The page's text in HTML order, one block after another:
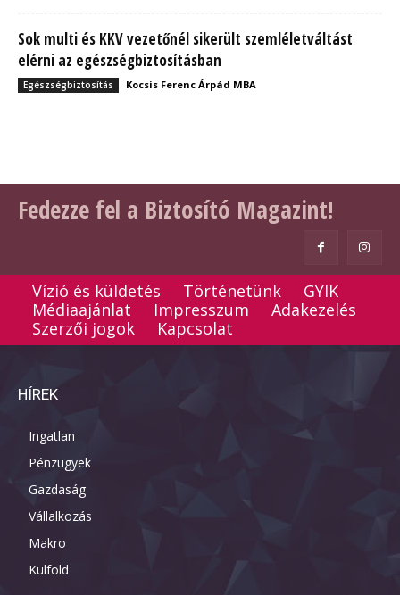
Sok multi és KKV vezetőnél sikerült szemléletváltást
elérni az egészségbiztosításban
Egészségbiztosítás Kocsis Ferenc Árpád MBA
Fedezze fel a Biztosító Magazint!
Vízió és küldetés Történetünk
GYIK
Médiaajánlat
Impresszum
Adakezelés
Szerzői jogok
Kapcsolat
HÍREK
Ingatlan
Pénzügyek
Gazdaság
Vállalkozás
Makro
Külföld